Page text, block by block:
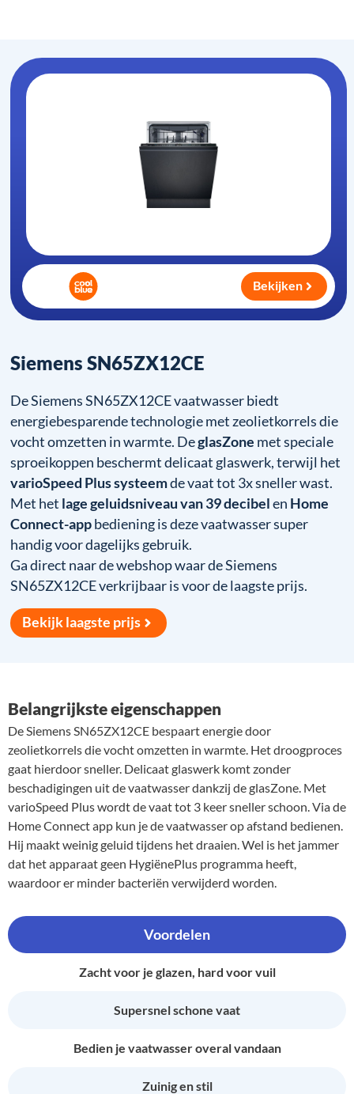
Siemens SN65ZX12CE
De Siemens SN65ZX12CE vaatwasser biedt
energiebesparende technologie met zeolietkorrels die
vocht omzetten in warmte. DeglasZone met speciale
sproeikoppen beschermt delicaat glaswerk, terwijl het
varioSpeed Plus systeemde vaat tot 3x sneller wast.
Met het lage geluidsniveau van 39 decibelen Home
Connect-appbediening is deze vaatwasser super
handig voor dagelijks gebruik.
Ga direct naar de webshop waar de Siemens
SN65ZX12CE verkrijbaar is voor de laagste prijs.
Bekijk laagste prijs
Bekijken
Belangrijkste eigenschappen
De Siemens SN65ZX12CE bespaart energie door
zeolietkorrels die vocht omzetten in warmte. Het droogproces
gaat hierdoor sneller. Delicaat glaswerk komt zonder
beschadigingen uit de vaatwasser dankzij de glasZone. Met
varioSpeed Plus wordt de vaat tot 3 keer sneller schoon. Via de
Home Connect app kun je de vaatwasser op afstand bedienen.
Hij maakt weinig geluid tijdens het draaien. Wel is het jammer
dat het apparaat geen HygiënePlus programma heeft,
waardoor er minder bacteriën verwijderd worden.
Voordelen
Zacht voor je glazen, hard voor vuil
Supersnel schone vaat
Bedien je vaatwasser overal vandaan
Zuinig en stil